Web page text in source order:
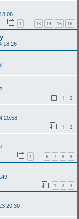
1 … 13 14 15 16
18:26
1 2
20:58
1 2
1 … 6 7 8 9
1 2 3
20:30